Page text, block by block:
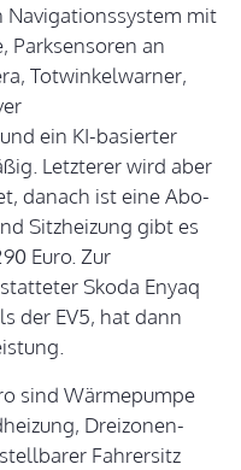
Navigationssystem mit
Parksensoren an
Totwinkelwarner,
ein KI-basierter
Letzterer wird aber
danach ist eine Abo-
Sitzheizung gibt es
Euro. Zur
Skoda Enyaq
der EV5, hat dann
sind Wärmepumpe
Dreizonen-
Fahrersitz